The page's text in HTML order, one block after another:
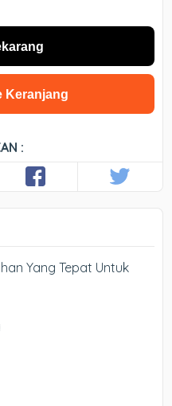
Keranjang
:
Yang Tepat Untuk